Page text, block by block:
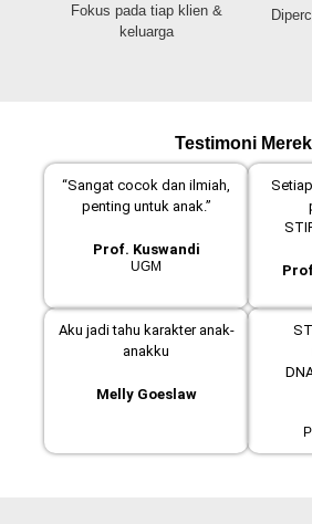
Fokus pada tiap klien &
keluarga
Testimoni
“Sangat cocok dan ilmiah,
penting untuk anak.”
Prof. Kuswandi
UGM
Aku jadi tahu karakter anak-
anakku
Melly Goeslaw